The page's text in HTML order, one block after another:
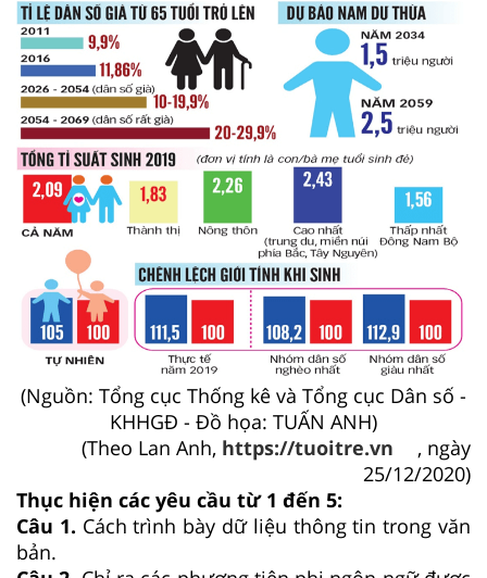
(Nguồn: Tổng cục Thống kê và Tổng cục Dân số -
KHHGĐ - Đồ họa: TUẤN ANH)
(Theo Lan Anh, https://tuoitre.vn
, ngày
25/12/2020)
Thục hiện các yêu cầu từ 1 đến 5:
Câu 1. Cách trình bày dữ liệu thông tin trong văn
bản.